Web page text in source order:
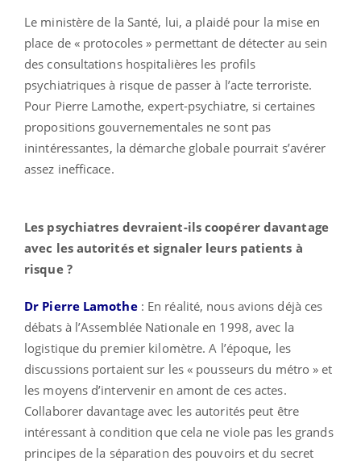
Le ministère de la Santé, lui, a plaidé pour la mise en
place de « protocoles » permettant de détecter au sein
des consultations hospitalières les profils
psychiatriques à risque de passer à l’acte terroriste.
Pour Pierre Lamothe, expert-psychiatre, si certaines
propositions gouvernementales ne sont pas
inintéressantes, la démarche globale pourrait s’avérer
assez inefficace.
Les psychiatres devraient-ils coopérer davantage
avec les autorités et signaler leurs patients à
risque ?
Dr Pierre Lamothe : En réalité, nous avions déjà ces
débats à l’Assemblée Nationale en 1998, avec la
logistique du premier kilomètre. A l’époque, les
discussions portaient sur les « pousseurs du métro » et
les moyens d’intervenir en amont de ces actes.
Collaborer davantage avec les autorités peut être
intéressant à condition que cela ne viole pas les grands
principes de la séparation des pouvoirs et du secret